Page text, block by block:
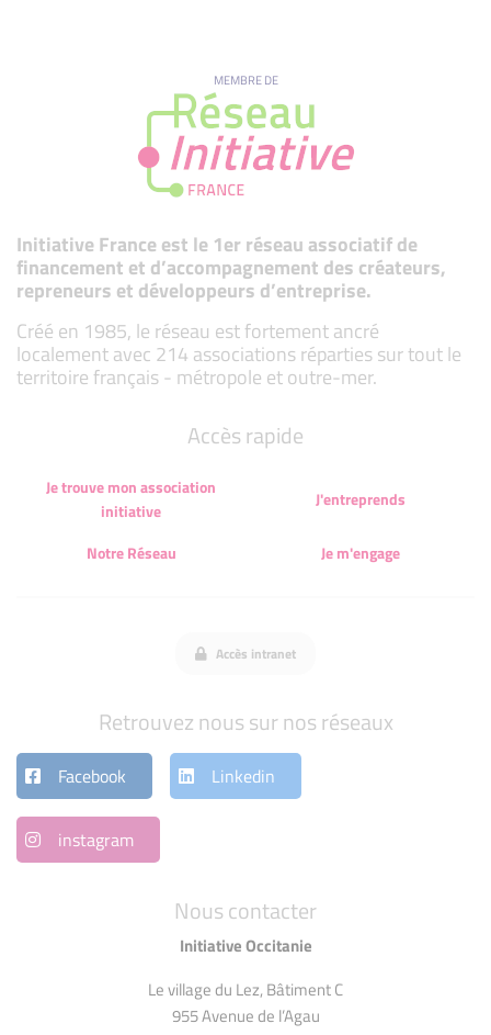
MEMBRE DE
Initiative France est le 1er réseau associatif de
financement et d’accompagnement des créateurs,
repreneurs et développeurs d’entreprise.
Créé en 1985, le réseau est fortement ancré
localement avec 214 associations réparties sur tout le
territoire français - métropole et outre-mer.
Nous contacter
Initiative Occitanie
Le village du Lez, Bâtiment C
955 Avenue de l’Agau
Accès rapide
Je trouve mon association
initiative
J'entreprends
Notre Réseau Je m'engage
Accès intranet
Retrouvez nous sur nos réseaux
Facebook Linkedin
instagram